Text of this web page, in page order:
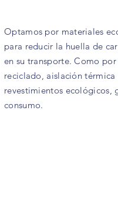
Optamos por materiales
para reducir la huella de
en su transporte. Como
reciclado, aislación
revestimientos ecológicos,
consumo.